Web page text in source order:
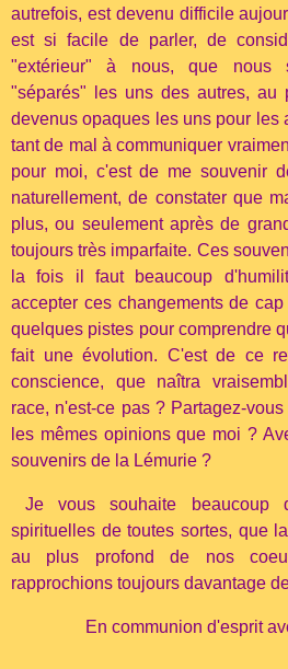
autrefois, est devenu difficile
est si facile de parler, de
"extérieur" à nous, que nous
"séparés" les uns des autres, au
devenus opaques les uns pour les
tant de mal à communiquer
pour moi, c'est de me souvenir
naturellement, de constater que
plus, ou seulement après de
toujours très imparfaite. Ces
la fois il faut beaucoup
accepter ces changements de
quelques pistes pour comprendre
fait une évolution. C'est de ce
conscience, que naîtra
race, n'est-ce pas ? Partagez-
les mêmes opinions que moi ?
souvenirs de la Lémurie ?
Je vous souhaite beaucoup
spirituelles de toutes sortes, que
au plus profond de nos
rapprochions toujours davantage
En communion d'esprit